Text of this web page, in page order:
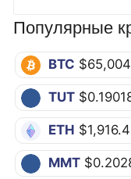
Популярные
BTC
TUT
ETH
MMT